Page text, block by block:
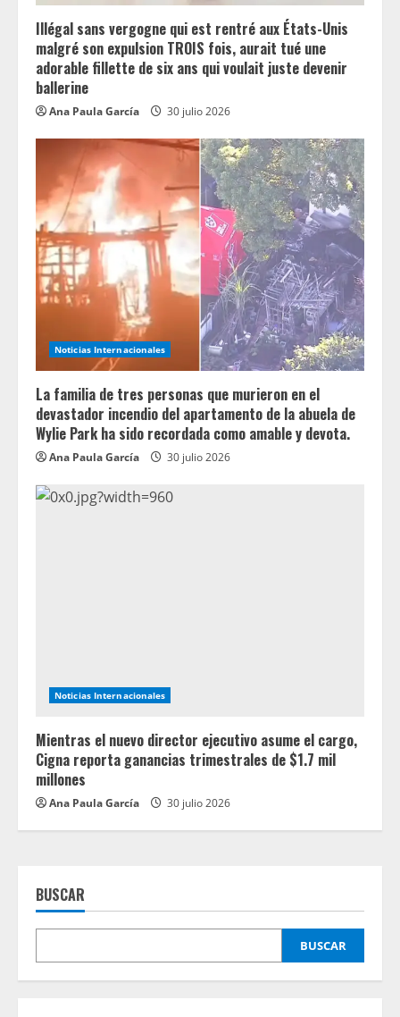
Illégal sans vergogne qui est rentré aux États-Unis
malgré son expulsion TROIS fois, aurait tué une
adorable fillette de six ans qui voulait juste devenir
ballerine
Ana Paula García 30 julio 2026
Noticias Internacionales
La familia de tres personas que murieron en el
devastador incendio del apartamento de la abuela de
Wylie Park ha sido recordada como amable y devota.
Ana Paula García 30 julio 2026
Noticias Internacionales
Mientras el nuevo director ejecutivo asume el cargo,
Cigna reporta ganancias trimestrales de $1.7 mil
millones
Ana Paula García 30 julio 2026
BUSCAR
BUSCAR